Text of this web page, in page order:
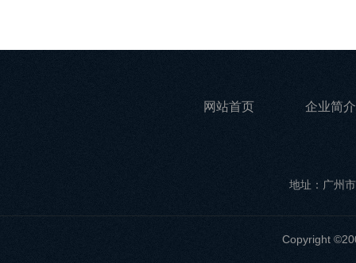
网站首页 企业简介
地址：广州
Copyright